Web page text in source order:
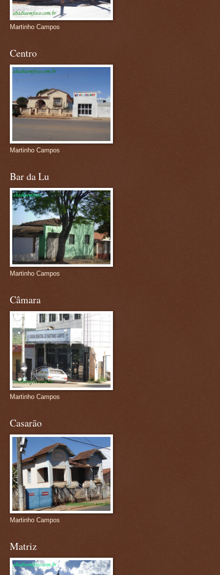
Martinho Campos
Centro
Martinho Campos
Bar da Lu
Martinho Campos
Câmara
Martinho Campos
Casarão
Martinho Campos
Matriz